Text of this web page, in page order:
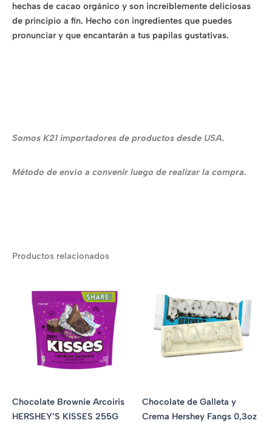
hechas de cacao orgánico y son increíblemente deliciosas
de principio a fin. Hecho con ingredientes que puedes
pronunciar y que encantarán a tus papilas gustativas.
Somos K21 importadores de productos desde USA.
Método de envío a convenir luego de realizar la compra.
Productos relacionados
Chocolate Brownie Arcoiris
HERSHEY’S KISSES 255G
Chocolate de Galleta y
Crema Hershey Fangs 0,3oz